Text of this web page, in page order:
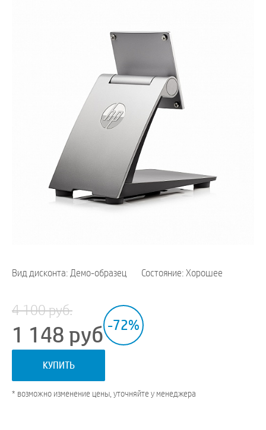
Вид дисконта: Демо-образец Состояние: Хорошее
4 100 руб.
1 148 руб -72%
КУПИТЬ
* возможно изменение цены, уточняйте у менеджера